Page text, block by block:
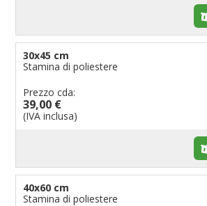
30x45 cm
Stamina di poliestere
Prezzo cda:
39,00 €
(IVA inclusa)
40x60 cm
Stamina di poliestere